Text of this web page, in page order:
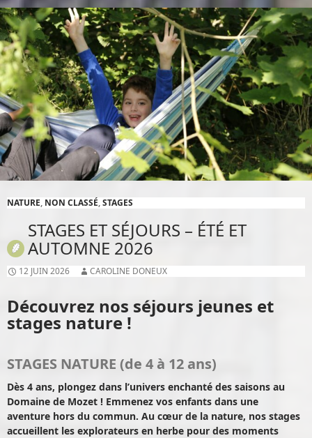
NATURE, NON CLASSÉ,STAGES
STAGES ET SÉJOURS – ÉTÉ ET
AUTOMNE 2026
12 JUIN 2026 CAROLINE DONEUX
Découvrez nos séjours jeunes et
stages nature !
STAGES NATURE (de 4 à 12 ans)
Dès 4 ans, plongez dans l’univers enchanté des saisons au
Domaine de Mozet ! Emmenez vos enfants dans une
aventure hors du commun. Au cœur de la nature, nos stages
accueillent les explorateurs en herbe pour des moments